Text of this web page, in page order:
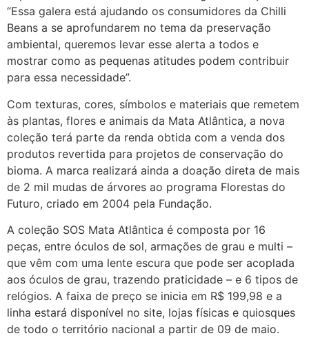
“Essa galera está ajudando os consumidores da Chilli
Beans a se aprofundarem no tema da preservação
ambiental, queremos levar esse alerta a todos e
mostrar como as pequenas atitudes podem contribuir
para essa necessidade”.
Com texturas, cores, símbolos e materiais que remetem
às plantas, flores e animais da Mata Atlântica, a nova
coleção terá parte da renda obtida com a venda dos
produtos revertida para projetos de conservação do
bioma. A marca realizará ainda a doação direta de mais
de 2 mil mudas de árvores ao programa Florestas do
Futuro, criado em 2004 pela Fundação.
A coleção SOS Mata Atlântica é composta por 16
peças, entre óculos de sol, armações de grau e multi –
que vêm com uma lente escura que pode ser acoplada
aos óculos de grau, trazendo praticidade – e 6 tipos de
relógios. A faixa de preço se inicia em R$ 199,98 e a
linha estará disponível no site, lojas físicas e quiosques
de todo o território nacional a partir de 09 de maio.